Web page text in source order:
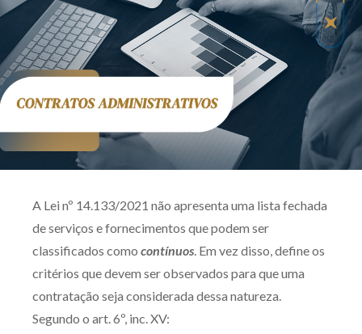
Zênite Fácil IA
Zênite Play
Orientação por Escrito
Mentoria Zênite
Capacitação
Eventos presenciais
Zênite in Company
Diferenciais
Receba por RSS
A Lei nº 14.133/2021 não apresenta uma lista fechada
de serviços e fornecimentos que podem ser
classificados como contínuos . Em vez disso, define os
critérios que devem ser observados para que uma
contratação seja considerada dessa natureza.
Segundo o art. 6º, inc. XV: